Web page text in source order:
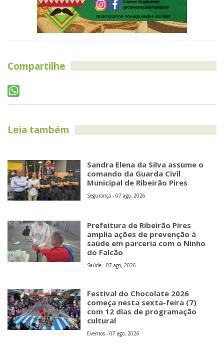
Compartilhe
Leia também
Sandra Elena da Silva assume o
comando da Guarda Civil
Municipal de Ribeirão Pires
Segurança - 07 ago, 2026
Prefeitura de Ribeirão Pires
amplia ações de prevenção à
saúde em parceria com o Ninho
do Falcão
Saúde - 07 ago, 2026
Festival do Chocolate 2026
começa nesta sexta-feira (7)
com 12 dias de programação
cultural
Eventos - 07 ago, 2026